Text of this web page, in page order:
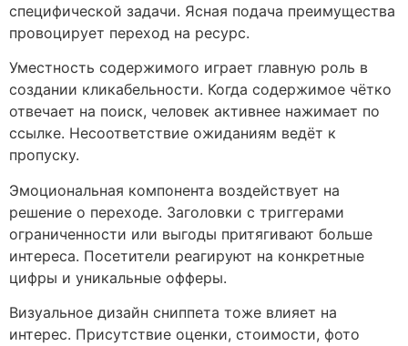
специфической задачи. Ясная подача преимущества
провоцирует переход на ресурс.
Уместность содержимого играет главную роль в
создании кликабельности. Когда содержимое чётко
отвечает на поиск, человек активнее нажимает по
ссылке. Несоответствие ожиданиям ведёт к
пропуску.
Эмоциональная компонента воздействует на
решение о переходе. Заголовки с триггерами
ограниченности или выгоды притягивают больше
интереса. Посетители реагируют на конкретные
цифры и уникальные офферы.
Визуальное дизайн сниппета тоже влияет на
интерес. Присутствие оценки, стоимости, фото